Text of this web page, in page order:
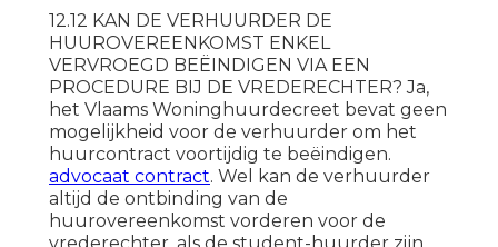
12.12 KAN DE VERHUURDER DE
HUUROVEREENKOMST ENKEL
VERVROEGD BEËINDIGEN VIA EEN
PROCEDURE BIJ DE VREDERECHTER? Ja,
het Vlaams Woninghuurdecreet bevat geen
mogelijkheid voor de verhuurder om het
huurcontract voortijdig te beëindigen.
advocaat contract. Wel kan de verhuurder
altijd de ontbinding van de
huurovereenkomst vorderen voor de